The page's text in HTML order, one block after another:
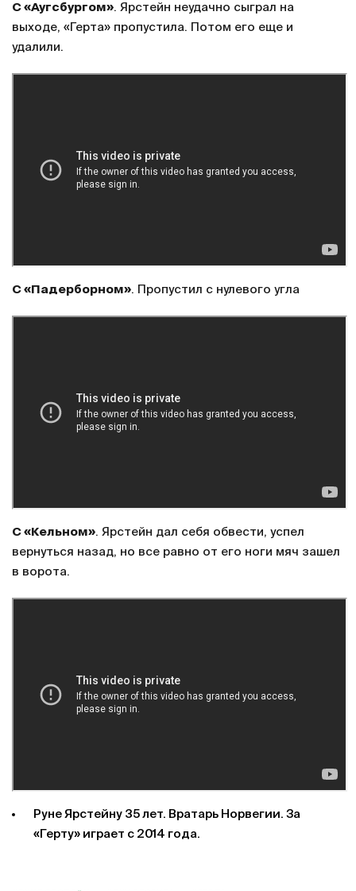
С «Аугсбургом». Ярстейн неудачно сыграл на
выходе, «Герта» пропустила. Потом его еще и
удалили.
С «Падерборном». Пропустил с нулевого угла
С «Кельном». Ярстейн дал себя обвести, успел
вернуться назад, но все равно от его ноги мяч зашел
в ворота.
Руне Ярстейну 35 лет. Вратарь Норвегии. За
«Герту» играет с 2014 года.